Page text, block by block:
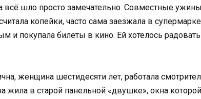
всё шло просто замечательно. Совместные
копейки, часто сама заезжала в
и покупала билеты в кино. Ей хотелось
женщина шестидесяти лет, работала
жила в старой панельной «двушке», окна